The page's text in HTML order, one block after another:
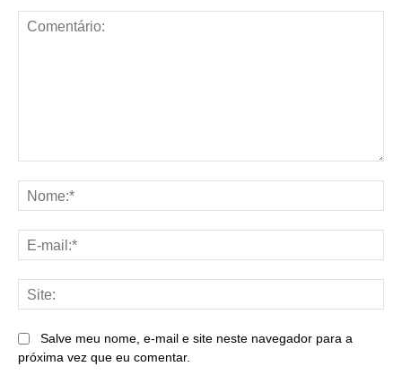
Salve meu nome, e-mail e site neste navegador para a
próxima vez que eu comentar.